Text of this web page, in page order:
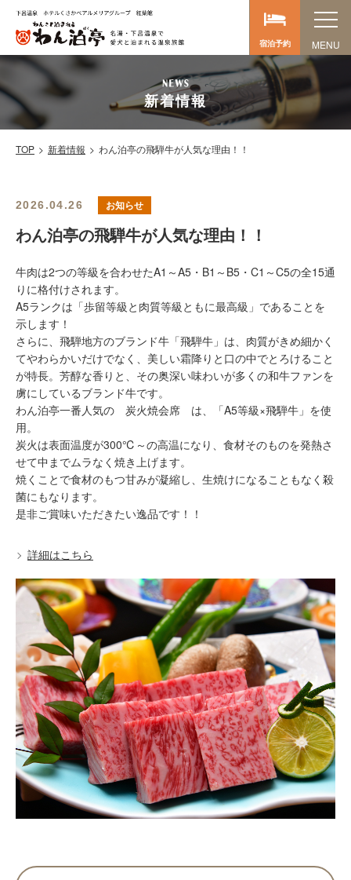
宿泊予約
新着情報
TOP 新着情報 わん泊亭の飛騨牛が人気な理由！！
2026.04.26 お知らせ
わん泊亭の飛騨牛が人気な理由！！
牛肉は2つの等級を合わせたA1～A5・B1～B5・C1～C5の全15通
りに格付けされます。
A5ランクは「歩留等級と肉質等級ともに最高級」であることを
示します！
さらに、飛騨地方のブランド牛「飛騨牛」は、肉質がきめ細かく
てやわらかいだけでなく、美しい霜降りと口の中でとろけること
が特長。芳醇な香りと、その奥深い味わいが多くの和牛ファンを
虜にしているブランド牛です。
わん泊亭一番人気の 炭火焼会席 は、「A5等級×飛騨牛」を使
用。
炭火は表面温度が300℃～の高温になり、食材そのものを発熱さ
せて中までムラなく焼き上げます。
焼くことで食材のもつ甘みが凝縮し、生焼けになることもなく殺
菌にもなります。
是非ご賞味いただきたい逸品です！！
詳細はこちら